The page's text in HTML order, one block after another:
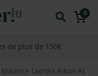
0
de plus de 150€
Lacroix Aikon